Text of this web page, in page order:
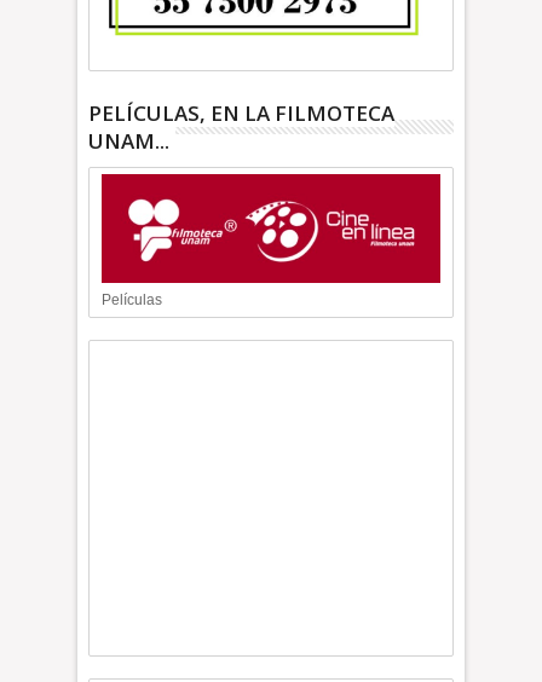
PELÍCULAS, EN LA FILMOTECA
UNAM...
Películas